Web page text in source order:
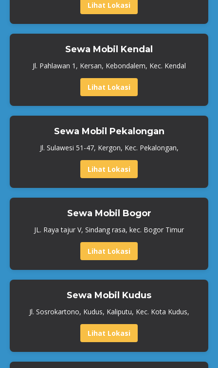
Lihat Lokasi
Sewa Mobil Kendal
Jl. Pahlawan 1, Kersan, Kebondalem, Kec. Kendal
Lihat Lokasi
Sewa Mobil Pekalongan
Jl. Sulawesi 51-47, Kergon, Kec. Pekalongan,
Lihat Lokasi
Sewa Mobil Bogor
JL. Raya tajur V, Sindang rasa, kec. Bogor Timur
Lihat Lokasi
Sewa Mobil Kudus
Jl. Sosrokartono, Kudus, Kaliputu, Kec. Kota Kudus,
Lihat Lokasi